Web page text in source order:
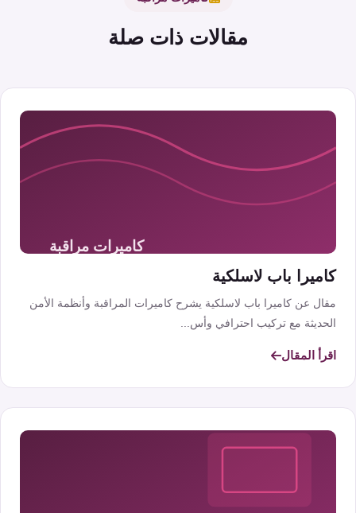
مقالات ذات صلة
كاميرا باب لاسلكية
مقال عن كاميرا باب لاسلكية يشرح كاميرات المراقبة وأنظمة الأمن
الحديثة مع تركيب احترافي وأس...
اقرأ المقال